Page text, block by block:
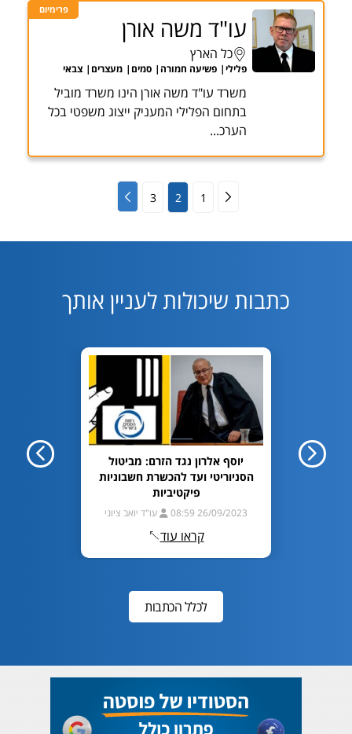
פרימיום
עו"ד משה אורן
כל הארץ
פלילי פשיעה חמורה סמים מעצרים צבאי
משרד עו"ד משה אורן הינו משרד מוביל
בתחום הפלילי המעניק ייצוג משפטי בכל
הערכ...
1
2
3
כתבות שיכולות לעניין אותך
יוסף אלרון נגד הזרם: מביטול
הסניוריטי ועד להכשרת חשבוניות
פיקטיביות
26/09/2023 08:59 עו"ד יואב ציוני
קראו עוד
לכלל הכתבות